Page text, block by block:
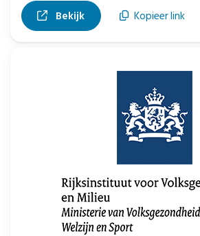
Bekijk, opent in nieuw tabblad
Kopieer link